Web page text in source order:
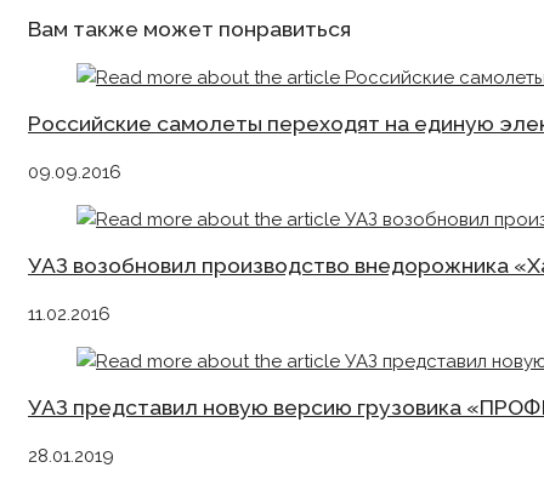
Вам также может понравиться
Российские самолеты переходят на единую
09.09.2016
УАЗ возобновил производство внедорожника
11.02.2016
УАЗ представил новую версию грузовика
28.01.2019